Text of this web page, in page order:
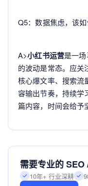
Q5：数据焦虑，该如
A>小红书运营是一
的波动是常态。应关
核心爆文率、搜索流
容输出节奏，持续学
篇内容，时间会给予
需要专业的 SEO
10年+ 行业深耕